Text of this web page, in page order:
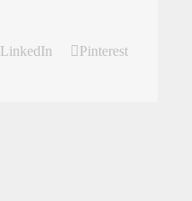
LinkedIn
Pinterest